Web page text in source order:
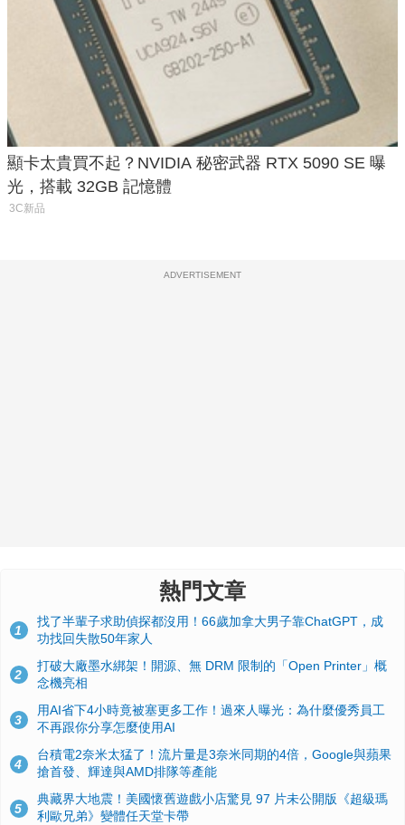
顯卡太貴買不起？NVIDIA 秘密武器 RTX 5090 SE 曝
光，搭載 32GB 記憶體
3C新品
ADVERTISEMENT
熱門文章
1
找了半輩子求助偵探都沒用！66歲加拿大男子靠ChatGPT，成
功找回失散50年家人
2
打破大廠墨水綁架！開源、無 DRM 限制的「Open Printer」概
念機亮相
3
用AI省下4小時竟被塞更多工作！過來人曝光：為什麼優秀員工
不再跟你分享怎麼使用AI
4
台積電2奈米太猛了！流片量是3奈米同期的4倍，Google與蘋果
搶首發、輝達與AMD排隊等產能
5
典藏界大地震！美國懷舊遊戲小店驚見 97 片未公開版《超級瑪
利歐兄弟》變體任天堂卡帶